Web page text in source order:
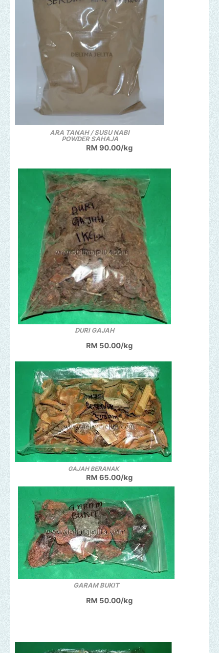
ARA TANAH / SUSU NABI
POWDER SAHAJA
RM 90.00/kg
DURI GAJAH
RM 50.00/kg
GAJAH BERANAK
RM 65.00/kg
GARAM BUKIT
RM 50.00/kg